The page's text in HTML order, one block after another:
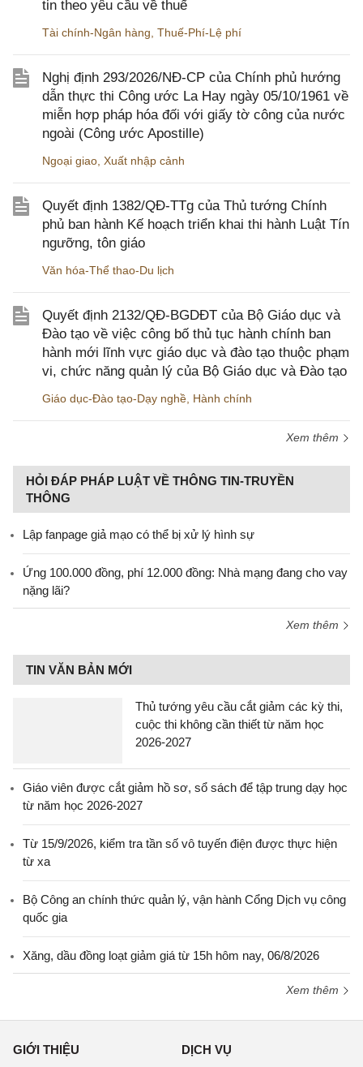
tin theo yêu cầu về thuế
Tài chính-Ngân hàng Thuế-Phí-Lệ phí
Nghị định 293/2026/NĐ-CP của Chính phủ hướng
dẫn thực thi Công ước La Hay ngày 05/10/1961 về
miễn hợp pháp hóa đối với giấy tờ công của nước
ngoài (Công ước Apostille)
Ngoại giao Xuất nhập cảnh
Quyết định 1382/QĐ-TTg của Thủ tướng Chính
phủ ban hành Kế hoạch triển khai thi hành Luật Tín
ngưỡng, tôn giáo
Văn hóa-Thể thao-Du lịch
Quyết định 2132/QĐ-BGDĐT của Bộ Giáo dục và
Đào tạo về việc công bố thủ tục hành chính ban
hành mới lĩnh vực giáo dục và đào tạo thuộc phạm
vi, chức năng quản lý của Bộ Giáo dục và Đào tạo
Giáo dục-Đào tạo-Dạy nghề Hành chính
Xem thêm
HỎI ĐÁP PHÁP LUẬT VỀ THÔNG TIN-TRUYỀN
THÔNG
Lập fanpage giả mạo có thể bị xử lý hình sự
Ứng 100.000 đồng, phí 12.000 đồng: Nhà mạng đang cho vay
nặng lãi?
Xem thêm
TIN VĂN BẢN MỚI
Thủ tướng yêu cầu cắt giảm các kỳ thi,
cuộc thi không cần thiết từ năm học
2026-2027
Giáo viên được cắt giảm hồ sơ, sổ sách để tập trung dạy học
từ năm học 2026-2027
Từ 15/9/2026, kiểm tra tần số vô tuyến điện được thực hiện
từ xa
Bộ Công an chính thức quản lý, vận hành Cổng Dịch vụ công
quốc gia
Xăng, dầu đồng loạt giảm giá từ 15h hôm nay, 06/8/2026
Xem thêm
GIỚI THIỆU DỊCH VỤ